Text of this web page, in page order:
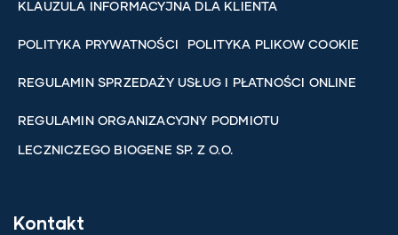
KLAUZULA INFORMACYJNA DLA KLIENTA
POLITYKA PRYWATNOŚCI POLITYKA PLIKOW COOKIE
REGULAMIN SPRZEDAŻY USŁUG I PŁATNOŚCI ONLINE
REGULAMIN ORGANIZACYJNY PODMIOTU
LECZNICZEGO BIOGENE SP. Z O.O.
Kontakt